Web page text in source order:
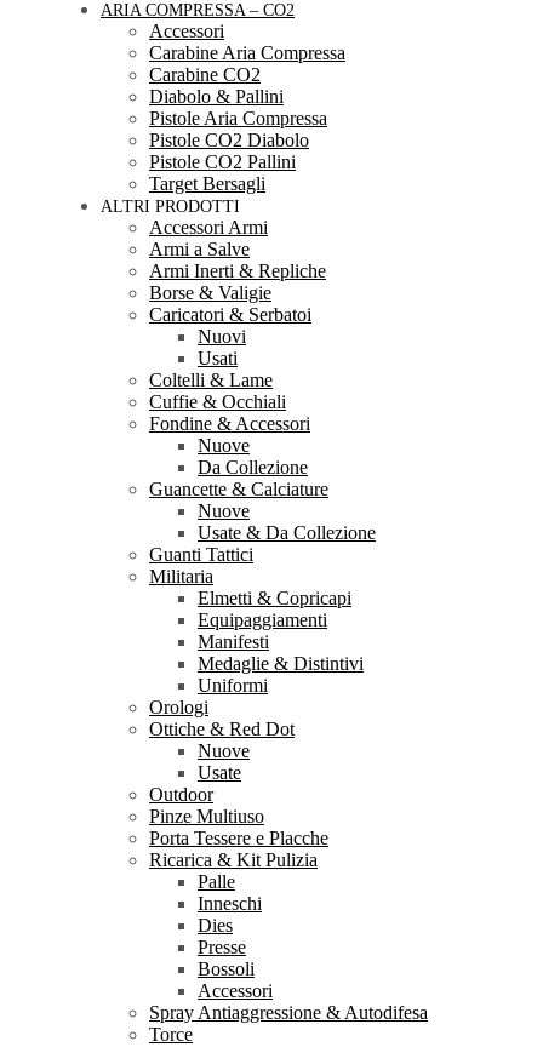
ARIA COMPRESSA – CO2
Accessori
Carabine Aria Compressa
Carabine CO2
Diabolo & Pallini
Pistole Aria Compressa
Pistole CO2 Diabolo
Pistole CO2 Pallini
Target Bersagli
ALTRI PRODOTTI
Accessori Armi
Armi a Salve
Armi Inerti & Repliche
Borse & Valigie
Caricatori & Serbatoi
Nuovi
Usati
Coltelli & Lame
Cuffie & Occhiali
Fondine & Accessori
Nuove
Da Collezione
Guancette & Calciature
Nuove
Usate & Da Collezione
Guanti Tattici
Militaria
Elmetti & Copricapi
Equipaggiamenti
Manifesti
Medaglie & Distintivi
Uniformi
Orologi
Ottiche & Red Dot
Nuove
Usate
Outdoor
Pinze Multiuso
Porta Tessere e Placche
Ricarica & Kit Pulizia
Palle
Inneschi
Dies
Presse
Bossoli
Accessori
Spray Antiaggressione & Autodifesa
Torce